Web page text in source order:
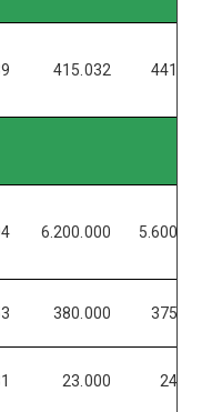
415.032 441.123
6.200.000 5.600.000
380.000 375.000
23.000 24.000